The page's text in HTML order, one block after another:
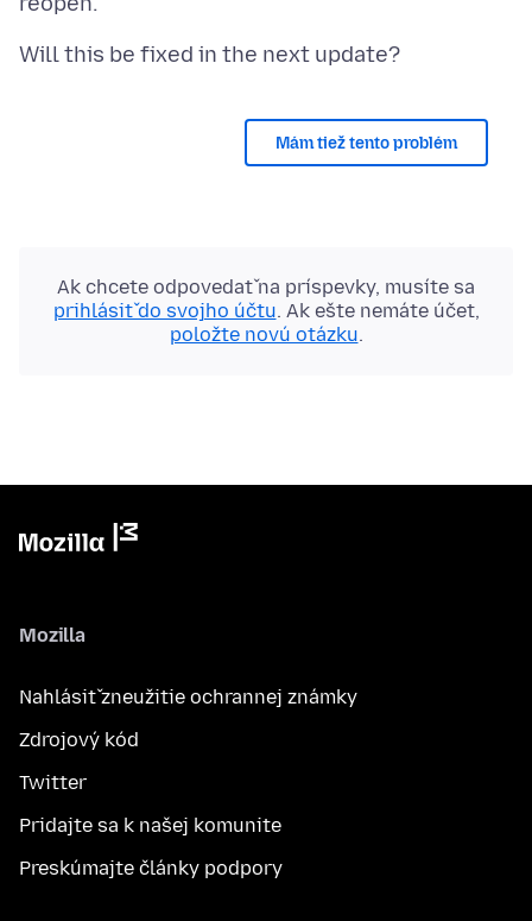
Mám tiež tento problém
Ak chcete odpovedať na príspevky, musíte sa
prihlásiť do svojho účtu. Ak ešte nemáte účet,
položte novú otázku.
Mozilla
Nahlásiť zneužitie ochrannej známky
Zdrojový kód
Twitter
Pridajte sa k našej komunite
Preskúmajte články podpory